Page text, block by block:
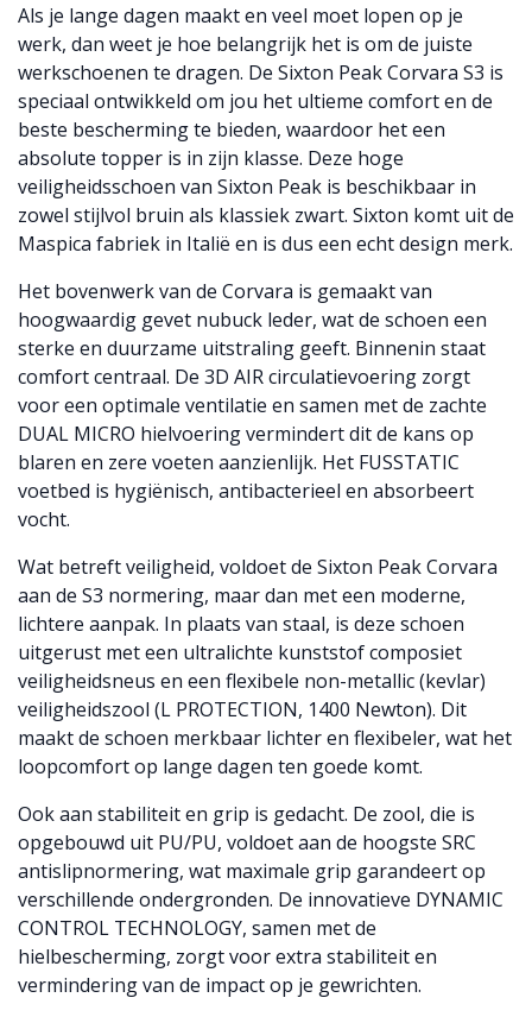
Als je lange dagen maakt en veel moet lopen op je
werk, dan weet je hoe belangrijk het is om de juiste
werkschoenen te dragen. De Sixton Peak Corvara S3 is
speciaal ontwikkeld om jou het ultieme comfort en de
beste bescherming te bieden, waardoor het een
absolute topper is in zijn klasse. Deze hoge
veiligheidsschoen van Sixton Peak is beschikbaar in
zowel stijlvol bruin als klassiek zwart. Sixton komt uit de
Maspica fabriek in Italië en is dus een echt design merk.
Het bovenwerk van de Corvara is gemaakt van
hoogwaardig gevet nubuck leder, wat de schoen een
sterke en duurzame uitstraling geeft. Binnenin staat
comfort centraal. De 3D AIR circulatievoering zorgt
voor een optimale ventilatie en samen met de zachte
DUAL MICRO hielvoering vermindert dit de kans op
blaren en zere voeten aanzienlijk. Het FUSSTATIC
voetbed is hygiënisch, antibacterieel en absorbeert
vocht.
Wat betreft veiligheid, voldoet de Sixton Peak Corvara
aan de S3 normering, maar dan met een moderne,
lichtere aanpak. In plaats van staal, is deze schoen
uitgerust met een ultralichte kunststof composiet
veiligheidsneus en een flexibele non-metallic (kevlar)
veiligheidszool (L PROTECTION, 1400 Newton). Dit
maakt de schoen merkbaar lichter en flexibeler, wat het
loopcomfort op lange dagen ten goede komt.
Ook aan stabiliteit en grip is gedacht. De zool, die is
opgebouwd uit PU/PU, voldoet aan de hoogste SRC
antislipnormering, wat maximale grip garandeert op
verschillende ondergronden. De innovatieve DYNAMIC
CONTROL TECHNOLOGY, samen met de
hielbescherming, zorgt voor extra stabiliteit en
vermindering van de impact op je gewrichten.